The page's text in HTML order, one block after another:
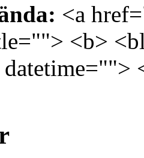
<a
<b>